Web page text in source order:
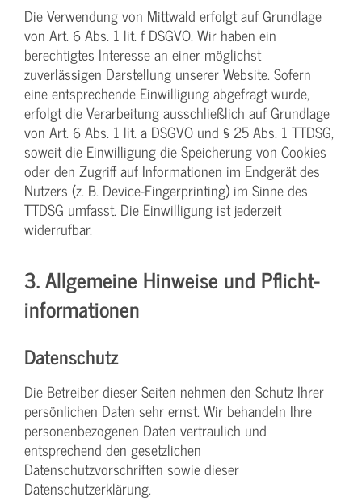
Die Verwendung von Mittwald erfolgt auf Grundlage
von Art. 6 Abs. 1 lit. f DSGVO. Wir haben ein
berechtigtes Interesse an einer möglichst
zuverlässigen Darstellung unserer Website. Sofern
eine entsprechende Einwilligung abgefragt wurde,
erfolgt die Verarbeitung ausschließlich auf Grundlage
von Art. 6 Abs. 1 lit. a DSGVO und § 25 Abs. 1 TTDSG,
soweit die Einwilligung die Speicherung von Cookies
oder den Zugriff auf Informationen im Endgerät des
Nutzers (z. B. Device-Fingerprinting) im Sinne des
TTDSG umfasst. Die Einwilligung ist jederzeit
widerrufbar.
3. Allgemeine Hinweise und Pflicht­
informationen
Datenschutz
Die Betreiber dieser Seiten nehmen den Schutz Ihrer
persönlichen Daten sehr ernst. Wir behandeln Ihre
personenbezogenen Daten vertraulich und
entsprechend den gesetzlichen
Datenschutzvorschriften sowie dieser
Datenschutzerklärung.